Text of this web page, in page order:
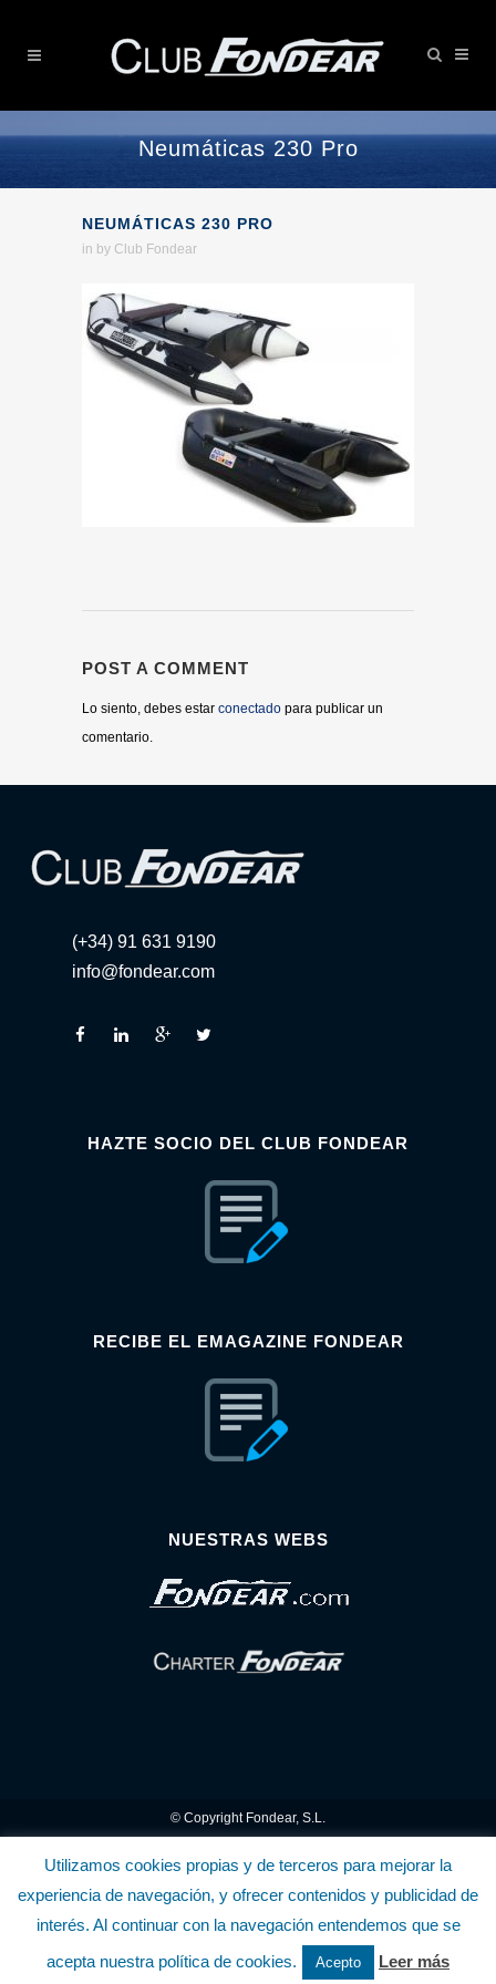
Neumáticas 230 Pro
NEUMÁTICAS 230 PRO
in by Club Fondear
POST A COMMENT
Lo siento, debes estar conectado para publicar un
comentario.
(+34) 91 631 9190
info@fondear.com
HAZTE SOCIO DEL CLUB FONDEAR
RECIBE EL EMAGAZINE FONDEAR
NUESTRAS WEBS
© Copyright Fondear, S.L.
Aunque se consideran exactas, declinamos toda responsabilidad sobre la
información y precios inscritos. Estas informaciones no son contractuales.
Política de privacidad y cookies .........................-......................... Política de utilización
Utilizamos cookies propias y de terceros para mejorar la
experiencia de navegación, y ofrecer contenidos y publicidad de
interés. Al continuar con la navegación entendemos que se
acepta nuestra política de cookies.
Acepto Leer más